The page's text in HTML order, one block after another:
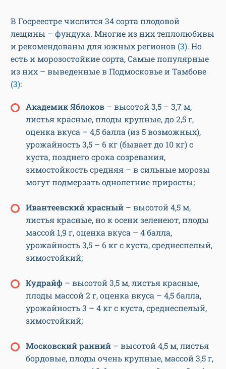
В Госреестре числится 34 сорта плодовой
лещины – фундука. Многие из них теплолюбивы
и рекомендованы для южных регионов (3). Но
есть и морозостойкие сорта, Самые популярные
из них – выведенные в Подмосковье и Тамбове
(3):
Академик Яблоков – высотой 3,5 – 3,7 м,
листья красные, плоды крупные, до 2,5 г,
оценка вкуса – 4,5 балла (из 5 возможных),
урожайность 3,5 – 6 кг (бывает до 10 кг) с
куста, позднего срока созревания,
зимостойкость средняя – в сильные морозы
могут подмерзать однолетние приросты;
Ивантеевский красный – высотой 4,5 м,
листья красные, но к осени зеленеют, плоды
массой 1,9 г, оценка вкуса – 4 балла,
урожайность 3,5 – 6 кг с куста, среднеспелый,
зимостойкий;
Кудрайф – высотой 3,5 м, листья красные,
плоды массой 2 г, оценка вкуса – 4,5 балла,
урожайность 3 – 4 кг с куста, среднеспелый,
зимостойкий;
Московский ранний – высотой 4,5 м, листья
бордовые, плоды очень крупные, массой 3,5 г,